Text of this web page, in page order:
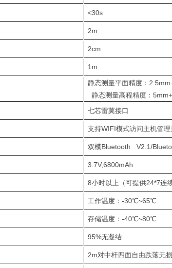
<30s
2m
2cm
1m
静态测量平面精度：
静态测量高程精度：
七芯雷莫接口
支持WIFI模式访问主机管
双模Bluetooth V2.1/
3.7V,6800mAh
8小时以上（可提供24*7连
工作温度：-30℃~65℃
存储温度：-40℃~80℃
95%无凝结
2m对中杆四面自由跌落无